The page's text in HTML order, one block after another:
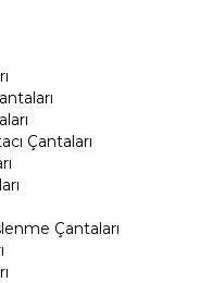
Çantaları
Çantaları